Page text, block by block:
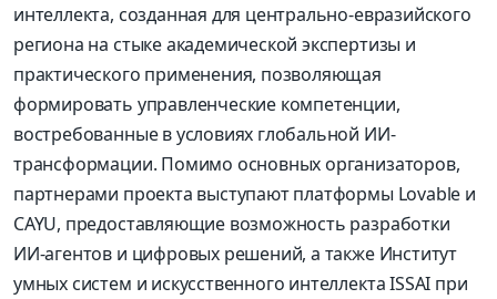
интеллекта, созданная для центрально-евразийского
региона на стыке академической экспертизы и
практического применения, позволяющая
формировать управленческие компетенции,
востребованные в условиях глобальной ИИ-
трансформации. Помимо основных организаторов,
партнерами проекта выступают платформы Lovable и
CAYU, предоставляющие возможность разработки
ИИ-агентов и цифровых решений, а также Институт
умных систем и искусственного интеллекта ISSAI при